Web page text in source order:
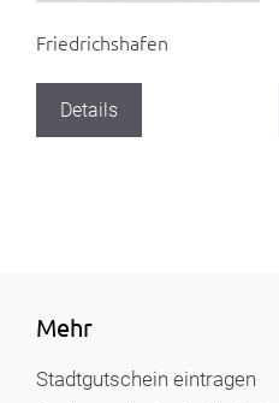
Friedrichshafen
Details
Mehr
Stadtgutschein eintragen